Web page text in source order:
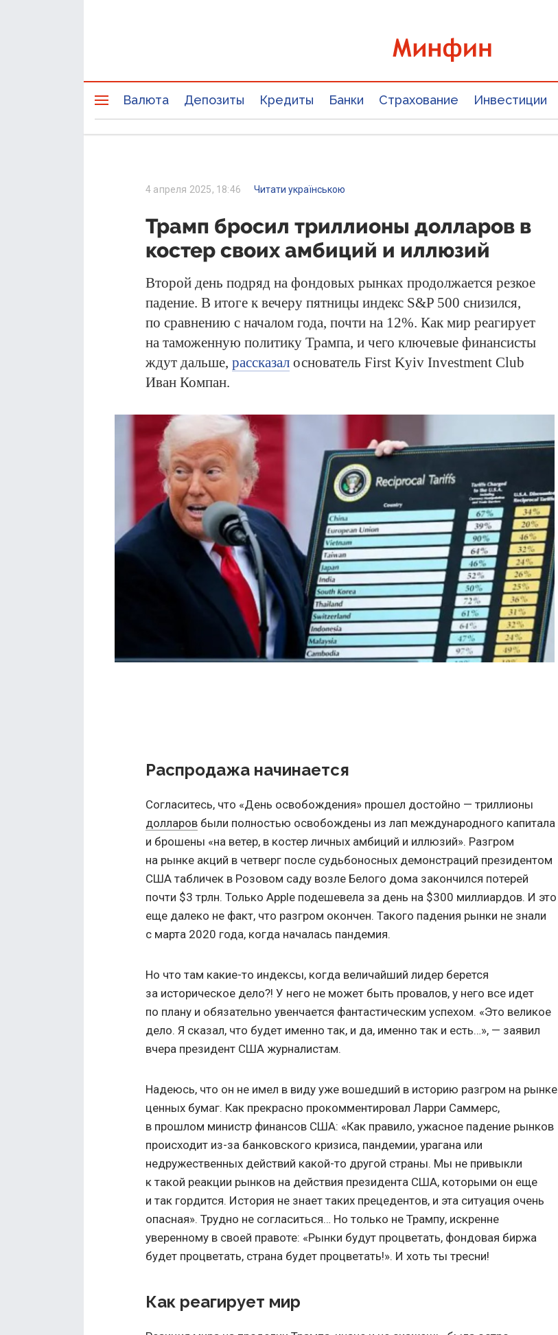
Валюта Депозиты Кредиты Банки Страхование Инвестиции
4 апреля 2025, 18:46 Читати українською
Трамп бросил триллионы долларов в
костер своих амбиций и иллюзий
Второй день подряд на фондовых рынках продолжается резкое
падение. В итоге к вечеру пятницы индекс S&P 500 снизился,
по сравнению с началом года, почти на 12%. Как мир реагирует
на таможенную политику Трампа, и чего ключевые финансисты
ждут дальше, рассказал основатель First Kyiv Investment Club
Иван Компан.
Распродажа начинается
Согласитесь, что «День освобождения» прошел достойно — триллионы
долларов были полностью освобождены из лап международного капитала
и брошены «на ветер, в костер личных амбиций и иллюзий». Разгром
на рынке акций в четверг после судьбоносных демонстраций президентом
США табличек в Розовом саду возле Белого дома закончился потерей
почти $3 трлн. Только Apple подешевела за день на $300 миллиардов. И это
еще далеко не факт, что разгром окончен. Такого падения рынки не знали
с марта 2020 года, когда началась пандемия.
Но что там какие-то индексы, когда величайший лидер берется
за историческое дело?! У него не может быть провалов, у него все идет
по плану и обязательно увенчается фантастическим успехом. «Это великое
дело. Я сказал, что будет именно так, и да, именно так и есть…», — заявил
вчера президент США журналистам.
Надеюсь, что он не имел в виду уже вошедший в историю разгром на рынке
ценных бумаг. Как прекрасно прокомментировал Ларри Саммерс,
в прошлом министр финансов США: «Как правило, ужасное падение рынков
происходит из-за банковского кризиса, пандемии, урагана или
недружественных действий какой-то другой страны. Мы не привыкли
к такой реакции рынков на действия президента США, которыми он еще
и так гордится. История не знает таких прецедентов, и эта ситуация очень
опасная». Трудно не согласиться… Но только не Трампу, искренне
уверенному в своей правоте: «Рынки будут процветать, фондовая биржа
будет процветать, страна будет процветать!». И хоть ты тресни!
Как реагирует мир